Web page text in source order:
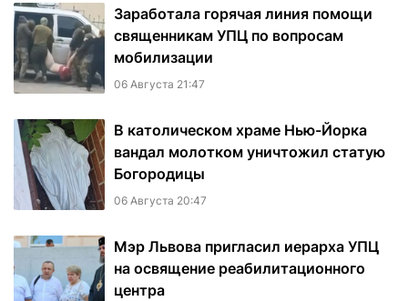
Заработала горячая линия помощи
священникам УПЦ по вопросам
мобилизации
06 Августа 21:47
В католическом храме Нью-Йорка
вандал молотком уничтожил статую
Богородицы
06 Августа 20:47
Мэр Львова пригласил иерарха УПЦ
на освящение реабилитационного
центра